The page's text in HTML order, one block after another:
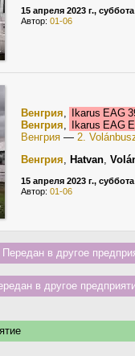
15 апреля 2023 г., суббота
Автор: 01-06
Венгрия,
Ikarus EAG
Венгрия,
Ikarus EAG
Венгрия — 2.
Венгрия, Hatvan,
15 апреля 2023 г., суббота
Автор: 01-06
в другое
в другое